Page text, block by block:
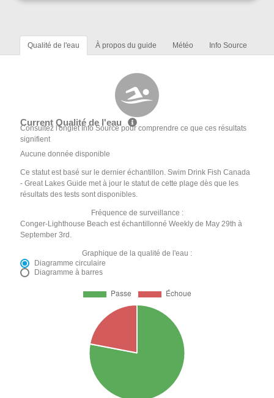
Qualité de l'eau À propos du guide Météo Info Source
Current Qualité de l'eau
Consultez l'onglet Info Source pour comprendre ce que ces résultats
signifient
Aucune donnée disponible
Ce statut est basé sur le dernier échantillon. Swim Drink Fish Canada
- Great Lakes Guide met à jour le statut de cette plage dès que les
résultats des tests sont disponibles.
Fréquence de surveillance :
Conger-Lighthouse Beach est échantillonné Weekly de May 29th à
September 3rd.
Graphique de la qualité de l'eau :
Diagramme circulaire
Diagramme à barres